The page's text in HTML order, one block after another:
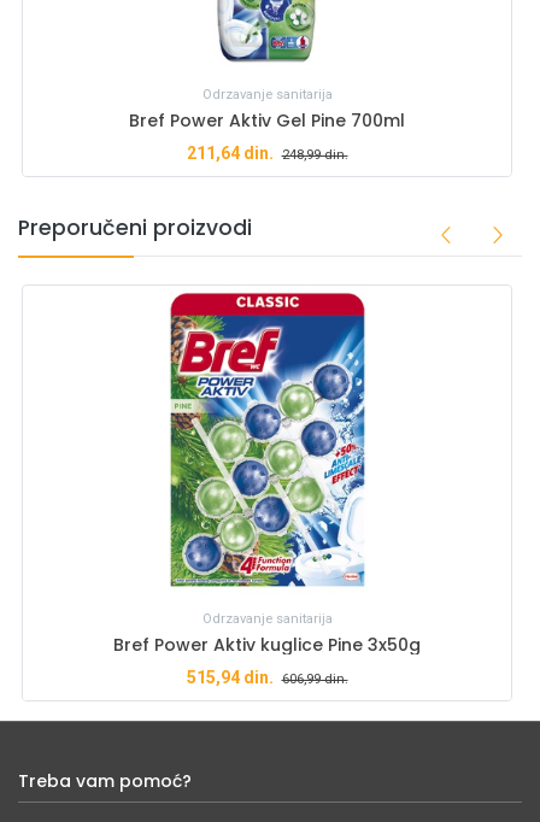
Odrzavanje sanitarija
Bref Power Aktiv Gel Pine 700ml
211,64din. 248,99din.
Preporučeni proizvodi
Odrzavanje sanitarija
Bref Power Aktiv kuglice Pine 3x50g
515,94din. 606,99din.
Treba vam pomoć?